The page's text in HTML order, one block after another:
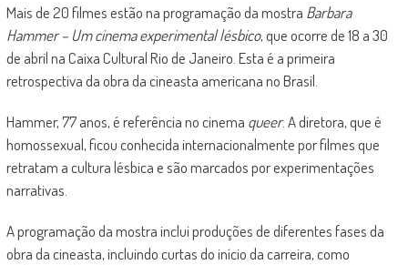
Mais de 20 filmes estão na programação da mostra Barbara
Hammer – Um cinema experimental lésbico, que ocorre de 18 a 30
de abril na Caixa Cultural Rio de Janeiro. Esta é a primeira
retrospectiva da obra da cineasta americana no Brasil.
Hammer, 77 anos, é referência no cinema queer. A diretora, que é
homossexual, ficou conhecida internacionalmente por filmes que
retratam a cultura lésbica e são marcados por experimentações
narrativas.
A programação da mostra inclui produções de diferentes fases da
obra da cineasta, incluindo curtas do início da carreira, como